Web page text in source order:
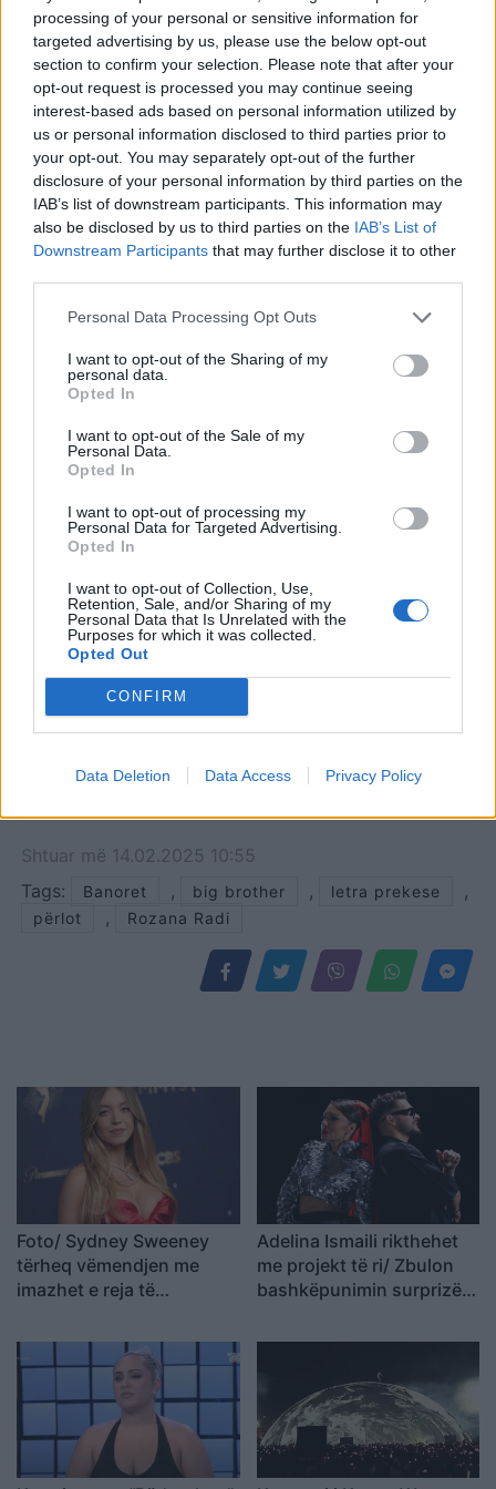
processing of your personal or sensitive information for
targeted advertising by us, please use the below opt-out
section to confirm your selection. Please note that after your
opt-out request is processed you may continue seeing
interest-based ads based on personal information utilized by
us or personal information disclosed to third parties prior to
your opt-out. You may separately opt-out of the further
disclosure of your personal information by third parties on the
IAB’s list of downstream participants. This information may
also be disclosed by us to third parties on the IAB’s List of
Downstream Participants that may further disclose it to other
Personal Data Processing Opt Outs
I want to opt-out of the Sharing of my
personal data.
Opted In
I want to opt-out of the Sale of my
Personal Data.
Opted In
I want to opt-out of processing my
Personal Data for Targeted Advertising.
Opted In
I want to opt-out of Collection, Use,
Retention, Sale, and/or Sharing of my
Personal Data that Is Unrelated with the
Purposes for which it was collected.
Opted Out
CONFIRM
Data Deletion Data Access Privacy Policy
Lajme të ngjashme:
“Kam marr ftesën”,
Rozana Radi në Big
Brother VIP? (FOTO
Nga Rozana te Gerta,
banorët thyejnë rregullat
në “Big Brother Vip”
babain në ëndërr, por në
mëngjes…
Shtuar më 14.02.2025 10:55
Tags:
Banoret , big brother , letra prekese ,
përlot , Rozana Radi
Foto/ Sydney Sweeney
tërheq vëmendjen me
imazhet e reja të
Adelina Ismaili rikthehet
me projekt të ri/ Zbulon
bashkëpunimin surprizë